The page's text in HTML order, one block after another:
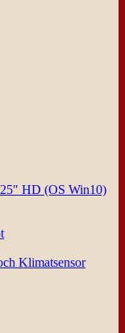
HD (OS Win10)
Klimatsensor